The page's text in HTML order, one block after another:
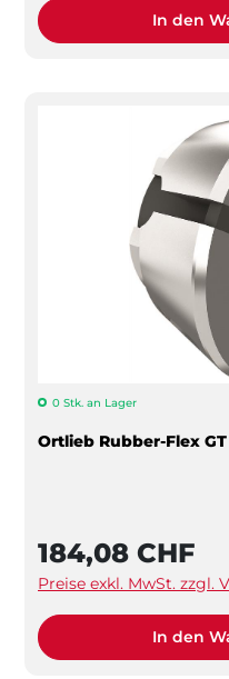
In den
0 Stk. an Lager
Ortlieb Rubber-Flex
184,08 CHF
Preise exkl. MwSt. zzgl.
In den